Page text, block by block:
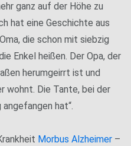
ganz auf der Höhe zu
hat eine Geschichte aus
die schon mit siebzig
Enkel heißen. Der Opa, der
herumgeirrt ist und
wohnt. Die Tante, bei der
hat“.
Morbus Alzheimer –